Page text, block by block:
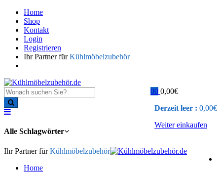
Home
Shop
Kontakt
Login
Registrieren
Ihr Partner fürKühlmöbelzubehör
0 0,00€
Derzeit leer : 0,00€
Weiter einkaufen
0
Alle Schlagwörter
Ihr Partner fürKühlmöbelzubehör
Home